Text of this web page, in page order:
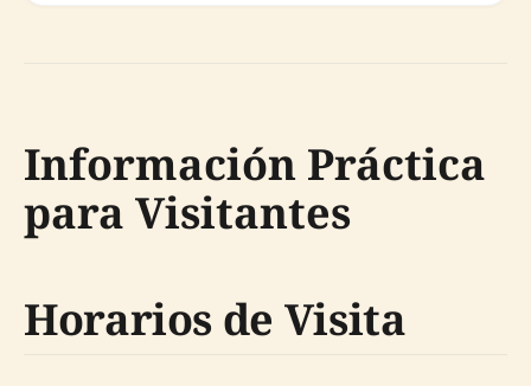
Información Práctica
para Visitantes
Horarios de Visita